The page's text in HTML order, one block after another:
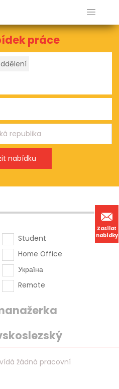
Zasílat
nabídky
práce
Student
Home Office
Україна
Remote
žádná pracovní